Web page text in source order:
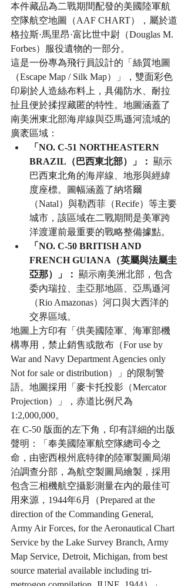
本件藏品為二戰期間配發的美國陸軍航
空隊航空地圖（AAF CHART），屬於道
格拉斯·馬里昂·富比世中尉（Douglas M.
Forbes）服役遺物的一部分。
這是一份專為飛行員設計的「絲質地圖
（Escape Map / Silk Map）」，雙面彩色
印刷於人造絲布料上，具備防水、耐拉
扯且便於揉捏藏匿的特性。地圖涵蓋了
南美洲東北部海岸線與亞馬遜河流域的
廣袤區域：
「NO. C-51 NORTHEASTERN
BRAZIL（巴西東北部）」： 顯示
巴西東北角的海岸線、地形與經緯
度座標。圖幅涵蓋了納塔爾
（Natal）與勒西菲（Recife）等主要
城市，該區域在二戰期間是美軍跨
洋渡運前最重要的戰略整備據點。
「NO. C-50 BRITISH AND
FRENCH GUIANA（英屬與法屬圭
亞那）」： 顯示南美洲北部，包含
委內瑞拉、圭亞那地區、亞馬遜河
（Rio Amazonas）河口與大西洋的
交界區域。
地圖上方印有「供美國陸軍、海軍部機
構專用，禁止銷售或散布（For use by
War and Navy Department Agencies only
Not for sale or distribution）」的限制警
語。地圖採用「麥卡托投影（Mercator
Projection）」，赤道比例尺為
1:2,000,000。
在 C-50 版面的左下角，印有詳細的出版
聲明：「奉美國陸軍航空隊總司令之
命，由密西根州底特律的陸軍製圖局湖
泊調查分部，為航空製圖局繪製，採用
包含三相機航空攝影測量在內的最佳可
用來源，1944年6月（Prepared at the
direction of the Commanding General,
Army Air Forces, for the Aeronautical Chart
Service by the Lake Survey Branch, Army
Map Service, Detroit, Michigan, from best
source material available including tri-